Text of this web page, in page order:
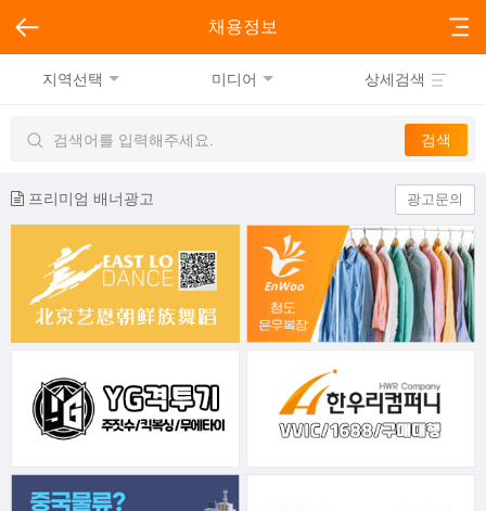
채용정보
지역선택 미디어 상세검색
프리미엄 배너광고 광고문의